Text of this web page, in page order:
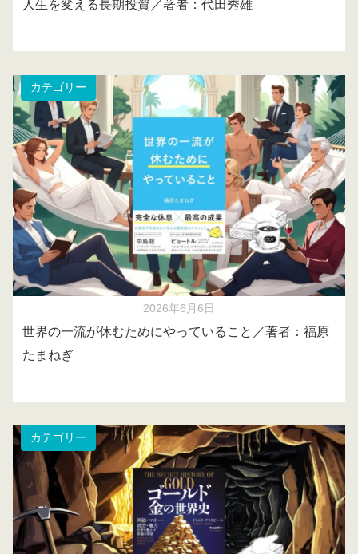
人生を変える長期投資／著者：代田秀雄
カテゴリー
2026年6月6日
世界の一流が休むためにやっていること／著者：福原
たまねぎ
カテゴリー